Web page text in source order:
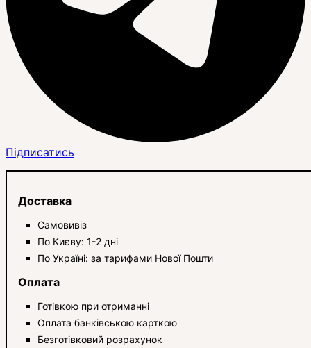
Підписатись
Доставка
Самовивіз
По Києву: 1-2 дні
По Україні: за тарифами Нової Пошти
Оплата
Готівкою при отриманні
Оплата банківською карткою
Безготівковий розрахунок